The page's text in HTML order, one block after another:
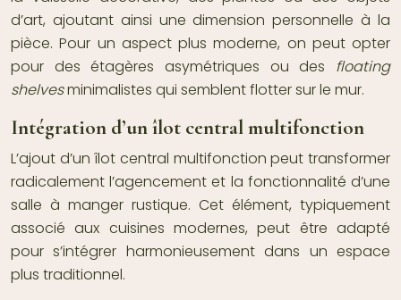
d’art, ajoutant ainsi une dimension personnelle à la
pièce. Pour un aspect plus moderne, on peut opter
pour des étagères asymétriques ou des floating
shelvesminimalistes qui semblent flotter sur le mur.
Intégration d’un îlot central multifonction
L’ajout d’un îlot central multifonction peut transformer
radicalement l’agencement et la fonctionnalité d’une
salle à manger rustique. Cet élément, typiquement
associé aux cuisines modernes, peut être adapté
pour s’intégrer harmonieusement dans un espace
plus traditionnel.